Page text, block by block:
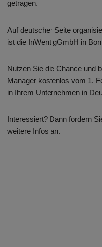
getragen.
Auf deutscher Seite
ist die InWent gGmbH in
Nutzen Sie die Chance und
Manager kostenlos vom 1.
in Ihrem Unternehmen in
Interessiert? Dann fordern
weitere Infos an.